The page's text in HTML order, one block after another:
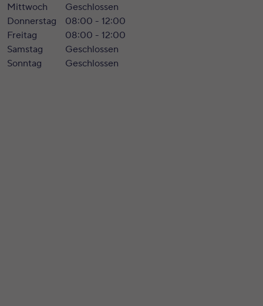
Mittwoch
Geschlossen
Donnerstag
08:00 - 12:00
Freitag
08:00 - 12:00
Samstag
Geschlossen
Sonntag
Geschlossen